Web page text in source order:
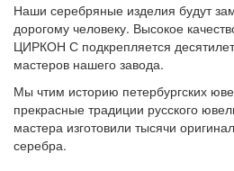
Наши серебряные изделия будут
дорогому человеку. Высокое
ЦИРКОН С подкрепляется
мастеров нашего завода.
Мы чтим историю петербургских
прекрасные традиции русского
мастера изготовили тысячи
серебра.